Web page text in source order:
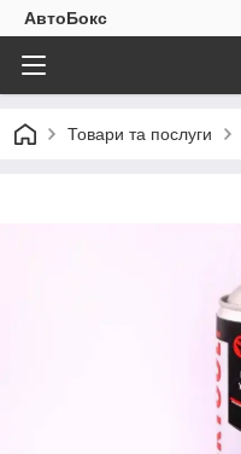
АвтоБокс
Товари та послуги